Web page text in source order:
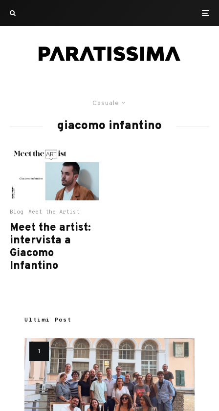
Casuale
giacomo infantino
Blog Meet the Artist
Meet the artist:
intervista a
Giacomo
Infantino
Ultimi Post